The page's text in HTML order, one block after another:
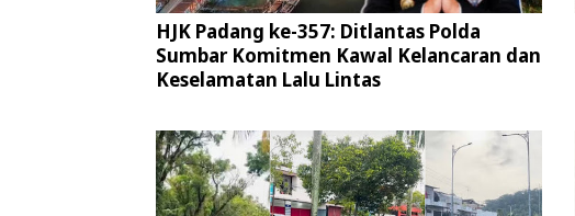
HJK Padang ke-357: Ditlantas Polda
Sumbar Komitmen Kawal Kelancaran dan
Keselamatan Lalu Lintas